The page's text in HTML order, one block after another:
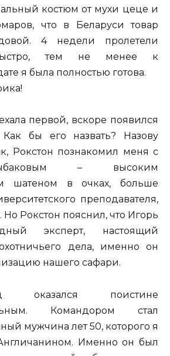
костюм от мухи цеце и
что в Беларуси товар
4 недели пролетели
тем не менее к
я была полностью готова.
первой, вскоре появился
бы его назвать? Назову
Рокстон познакомил меня с
– высоким
шатеном в очках, больше
преподавателя,
Но Рокстон пояснил, что Игорь
эксперт, настоящий
дела, именно он
нашего сафари.
поистине
Командором стал
мужчина лет 50, которого я
Именно он был